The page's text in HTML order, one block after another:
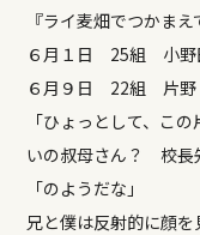
『ライ麦畑でつかまえ
６月１日 25組 小
６月９日 22組 片
「ひょっとして、こ
いの叔母さん？ 校長
「のようだな」
兄と僕は反射的に顔を